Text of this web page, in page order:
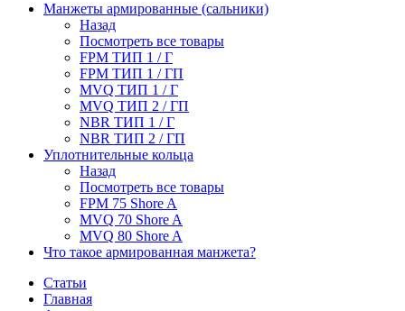
Манжеты армированные (сальники)
Назад
Посмотреть все товары
FPM ТИП 1 / Г
FPM ТИП 1 / ГП
MVQ ТИП 1 / Г
MVQ ТИП 2 / ГП
NBR ТИП 1 / Г
NBR ТИП 2 / ГП
Уплотнительные кольца
Назад
Посмотреть все товары
FPM 75 Shore A
MVQ 70 Shore A
MVQ 80 Shore A
Что такое армированная манжета?
Статьи
Главная